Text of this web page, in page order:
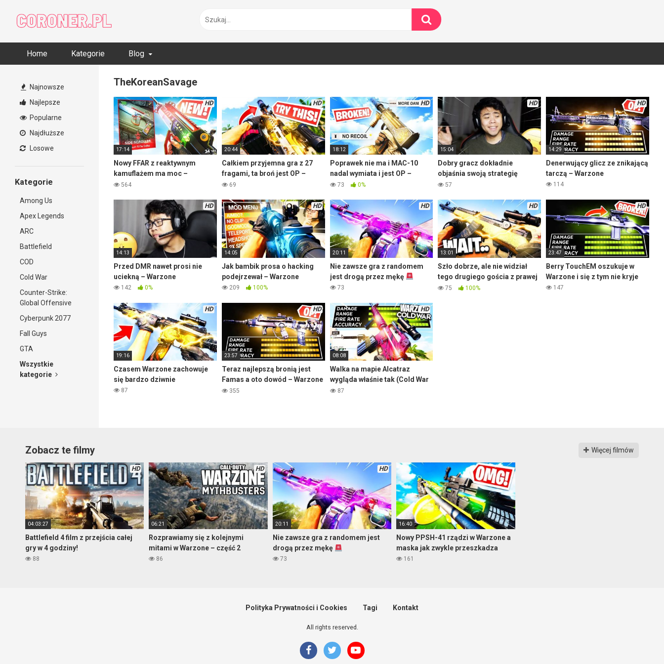
content
Home Kategorie Blog
Najnowsze
Najlepsze
Popularne
Najdłuższe
Losowe
Kategorie
Among Us
Apex Legends
ARC
Battlefield
COD
Cold War
Counter-Strike:
Global Offensive
Cyberpunk 2077
Fall Guys
GTA
Wszystkie
kategorie
TheKoreanSavage
HD
17:14
Nowy FFAR z reaktywnym
kamuflażem ma moc –
Warzone
564
HD
20:44
Całkiem przyjemna gra z 27
fragami, ta broń jest OP –
Warzone
69
HD
18:12
Poprawek nie ma i MAC-10
nadal wymiata i jest OP –
Warzone
73 0%
HD
15:04
Dobry gracz dokładnie
objaśnia swoją strategię
rozgrywki – Warzone
57
HD
14:29
Denerwujący glicz ze znikającą
tarczą – Warzone
114
HD
14:13
Przed DMR nawet prosi nie
uciekną – Warzone
142 0%
HD
14:05
Jak bambik prosa o hacking
podejrzewał – Warzone
209 100%
HD
20:11
Nie zawsze gra z randomem
jest drogą przez mękę
73
HD
13:01
Szło dobrze, ale nie widział
tego drugiego gościa z prawej
– Warzone
75 100%
HD
23:47
Berry TouchEM oszukuje w
Warzone i się z tym nie kryje
147
HD
19:16
Czasem Warzone zachowuje
się bardzo dziwnie
87
HD
23:57
Teraz najlepszą bronią jest
Famas a oto dowód – Warzone
Cold War
355
HD
08:08
Walka na mapie Alcatraz
wygląda właśnie tak (Cold War
Warzone)
87
Zobacz te filmy Więcej filmów
HD
04:03:27
Battlefield 4 film z przejścia całej
gry w 4 godziny!
88
HD
06:21
Rozprawiamy się z kolejnymi
mitami w Warzone – część 2
86
HD
20:11
Nie zawsze gra z randomem jest
drogą przez mękę
73
16:40
Nowy PPSH-41 rządzi w Warzone a
maska jak zwykle przeszkadza
161
Polityka Prywatności i Cookies Tagi Kontakt
All rights reserved.